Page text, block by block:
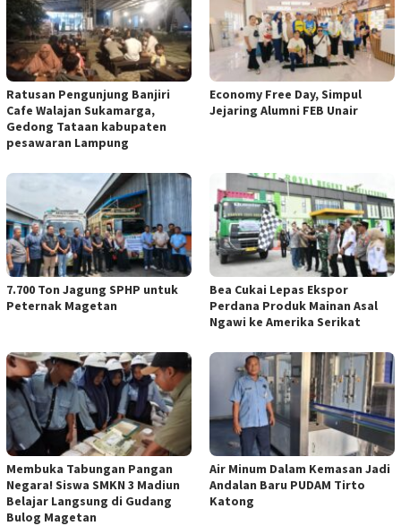
Ratusan Pengunjung Banjiri
Cafe Walajan Sukamarga,
Gedong Tataan kabupaten
pesawaran Lampung
Economy Free Day, Simpul
Jejaring Alumni FEB Unair
7.700 Ton Jagung SPHP untuk
Peternak Magetan
Bea Cukai Lepas Ekspor
Perdana Produk Mainan Asal
Ngawi ke Amerika Serikat
Membuka Tabungan Pangan
Negara! Siswa SMKN 3 Madiun
Belajar Langsung di Gudang
Bulog Magetan
Air Minum Dalam Kemasan Jadi
Andalan Baru PUDAM Tirto
Katong